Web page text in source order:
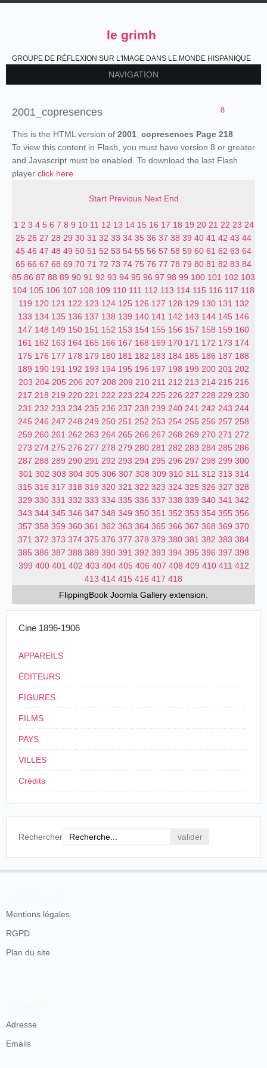
le grimh
GROUPE DE RÉFLEXION SUR L'IMAGE DANS LE MONDE HISPANIQUE
NAVIGATION
2001_copresences
This is the HTML version of 2001_copresences Page 218
To view this content in Flash, you must have version 8 or greater
and Javascript must be enabled. To download the last Flash
player click here
Start Previous Next End
1 2 3 4 5 6 7 8 9 10 11 12 13 14 15 16 17 18 19 20 21 22 23 24
25 26 27 28 29 30 31 32 33 34 35 36 37 38 39 40 41 42 43 44
45 46 47 48 49 50 51 52 53 54 55 56 57 58 59 60 61 62 63 64
65 66 67 68 69 70 71 72 73 74 75 76 77 78 79 80 81 82 83 84
85 86 87 88 89 90 91 92 93 94 95 96 97 98 99 100 101 102 103
104 105 106 107 108 109 110 111 112 113 114 115 116 117 118
119 120 121 122 123 124 125 126 127 128 129 130 131 132
133 134 135 136 137 138 139 140 141 142 143 144 145 146
147 148 149 150 151 152 153 154 155 156 157 158 159 160
161 162 163 164 165 166 167 168 169 170 171 172 173 174
175 176 177 178 179 180 181 182 183 184 185 186 187 188
189 190 191 192 193 194 195 196 197 198 199 200 201 202
203 204 205 206 207 208 209 210 211 212 213 214 215 216
217 218 219 220 221 222 223 224 225 226 227 228 229 230
231 232 233 234 235 236 237 238 239 240 241 242 243 244
245 246 247 248 249 250 251 252 253 254 255 256 257 258
259 260 261 262 263 264 265 266 267 268 269 270 271 272
273 274 275 276 277 278 279 280 281 282 283 284 285 286
287 288 289 290 291 292 293 294 295 296 297 298 299 300
301 302 303 304 305 306 307 308 309 310 311 312 313 314
315 316 317 318 319 320 321 322 323 324 325 326 327 328
329 330 331 332 333 334 335 336 337 338 339 340 341 342
343 344 345 346 347 348 349 350 351 352 353 354 355 356
357 358 359 360 361 362 363 364 365 366 367 368 369 370
371 372 373 374 375 376 377 378 379 380 381 382 383 384
385 386 387 388 389 390 391 392 393 394 395 396 397 398
399 400 401 402 403 404 405 406 407 408 409 410 411 412
413 414 415 416 417 418
FlippingBook Joomla Gallery extension.
Cine 1896-1906
APPAREILS
ÉDITEURS
FIGURES
FILMS
PAYS
VILLES
Crédits
Rechercher
Mentions légales
RGPD
Plan du site
Adresse
Emails